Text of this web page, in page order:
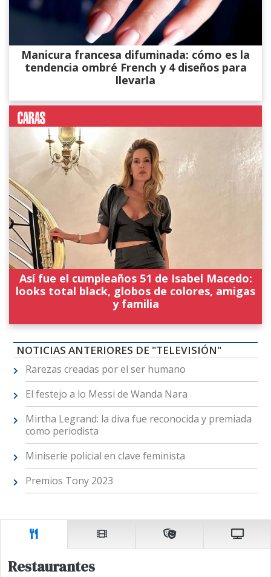
Manicura francesa difuminada: cómo es la
tendencia ombré French y 4 diseños para
llevarla
Así fue el cumpleaños 51 de Isabel Macedo:
looks total black, globos de colores, amigas
y familia
NOTICIAS ANTERIORES DE "TELEVISIÓN"
Rarezas creadas por el ser humano
El festejo a lo Messi de Wanda Nara
Mirtha Legrand: la diva fue reconocida y premiada
como periodista
Miniserie policial en clave feminista
Premios Tony 2023
Restaurantes